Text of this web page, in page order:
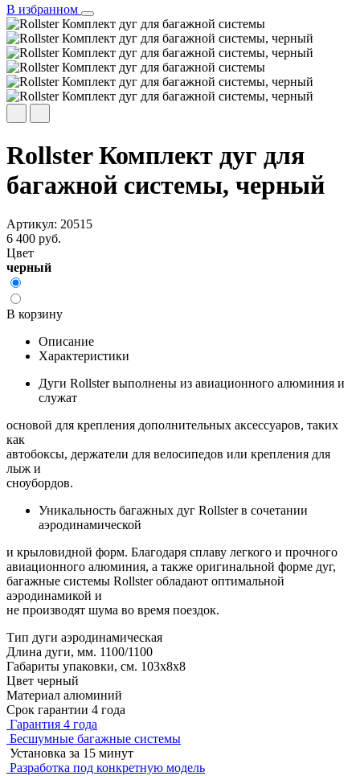
В избранном
Rollster Комплект дуг для
багажной системы, черный
Артикул: 20515
6 400 руб.
Цвет
черный
В корзину
Описание
Характеристики
Дуги Rollster выполнены из авиационного алюминия и
служат
основой для крепления дополнительных аксессуаров, таких
как
автобоксы, держатели для велосипедов или крепления для
лыж и
сноубордов.
Уникальность багажных дуг Rollster в сочетании
аэродинамической
и крыловидной форм. Благодаря сплаву легкого и прочного
авиационного алюминия, а также оригинальной форме дуг,
багажные системы Rollster обладают оптимальной
аэродинамикой и
не производят шума во время поездок.
Тип дуги аэродинамическая
Длина дуги, мм. 1100/1100
Габариты упаковки, см. 103х8х8
Цвет черный
Материал алюминий
Срок гарантии 4 года
Гарантия 4 года
Бесшумные багажные системы
Установка за 15 минут
Разработка под конкретную модель